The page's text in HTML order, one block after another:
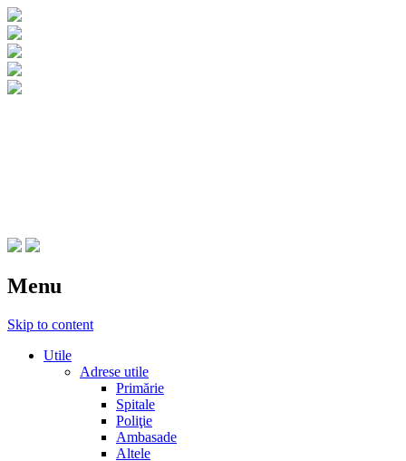
Menu
Skip to content
Utile
Adrese utile
Primărie
Spitale
Poliţie
Ambasade
Altele